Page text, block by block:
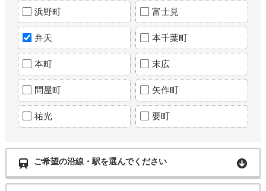
浜野町 富士見
弁天 本千葉町
本町 末広
問屋町 矢作町
祐光 要町
ご希望の沿線・駅を選んでください